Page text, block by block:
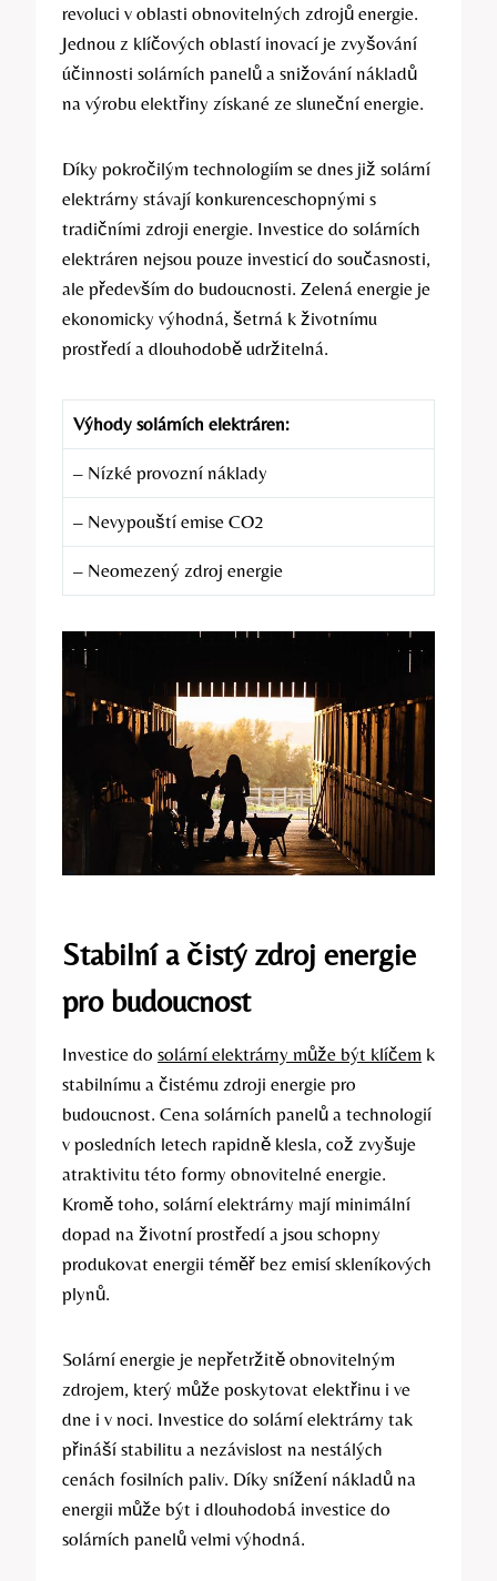
revoluci v oblasti obnovitelných zdrojů energie.
Jednou z klíčových oblastí inovací je zvyšování
účinnosti solárních panelů a snižování nákladů
na výrobu elektřiny získané ze sluneční energie.
Díky pokročilým technologiím se dnes již solární
elektrárny stávají konkurenceschopnými s
tradičními zdroji energie. Investice do solárních
elektráren nejsou pouze investicí do současnosti,
ale především do budoucnosti. Zelená energie je
ekonomicky výhodná, šetrná k životnímu
prostředí a dlouhodobě udržitelná.
Výhody solárních elektráren:
– Nízké provozní náklady
– Nevypouští emise CO2
– Neomezený zdroj energie
Stabilní a čistý zdroj energie
pro budoucnost
Investice do solární elektrárny může být klíčem k
stabilnímu a čistému zdroji energie pro
budoucnost. Cena solárních panelů a technologií
v posledních letech rapidně klesla, což zvyšuje
atraktivitu této formy obnovitelné energie.
Kromě toho, solární elektrárny mají minimální
dopad na životní prostředí a jsou schopny
produkovat energii téměř bez emisí skleníkových
plynů.
Solární energie je nepřetržitě obnovitelným
zdrojem, který může poskytovat elektřinu i ve
dne i v noci. Investice do solární elektrárny tak
přináší stabilitu a nezávislost na nestálých
cenách fosilních paliv. Díky snížení nákladů na
energii může být i dlouhodobá investice do
solárních panelů velmi výhodná.